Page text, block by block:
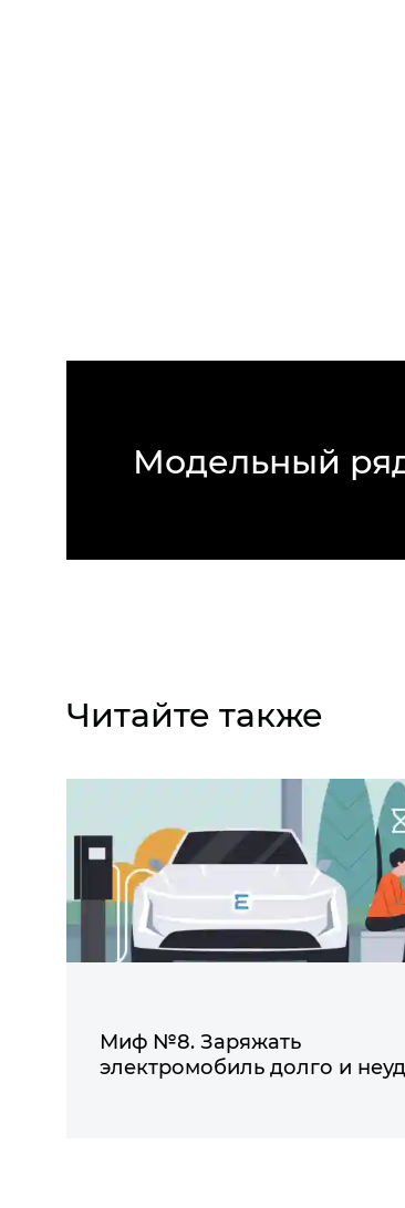
Модельный
Читайте также
Миф №8. Заряжать
электромобиль долго и